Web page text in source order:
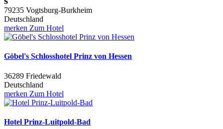
79235 Vogtsburg-Burkheim
Deutschland
merken Zum Hotel
Göbel's Schlosshotel Prinz von Hessen
36289 Friedewald
Deutschland
merken Zum Hotel
Hotel Prinz-Luitpold-Bad